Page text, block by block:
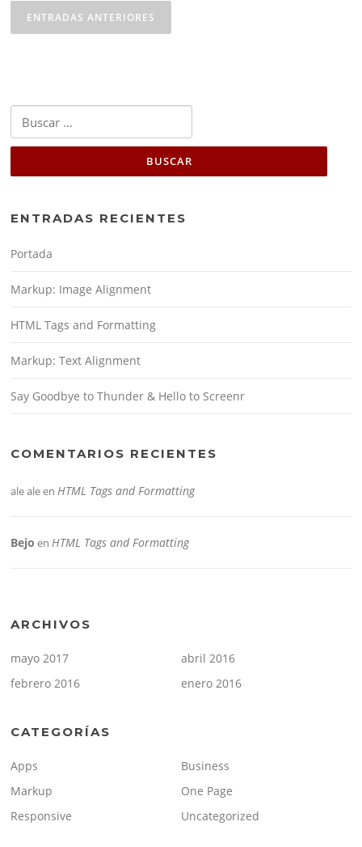
de
entradas
ENTRADAS ANTERIORES
ENTRADAS RECIENTES
Portada
Markup: Image Alignment
HTML Tags and Formatting
Markup: Text Alignment
Say Goodbye to Thunder & Hello to Screenr
COMENTARIOS RECIENTES
ale aleenHTML Tags and Formatting
Bejo enHTML Tags and Formatting
ARCHIVOS
mayo 2017
abril 2016
febrero 2016
enero 2016
CATEGORÍAS
Apps
Business
Markup
One Page
Responsive
Uncategorized